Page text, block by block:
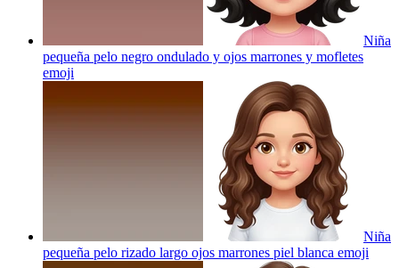
Niña
pequeña pelo negro ondulado y ojos marrones y mofletes
emoji
Niña
pequeña pelo rizado largo ojos marrones piel blanca emoji